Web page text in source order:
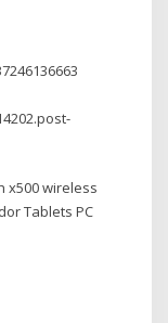
x500 wireless
Tablets PC